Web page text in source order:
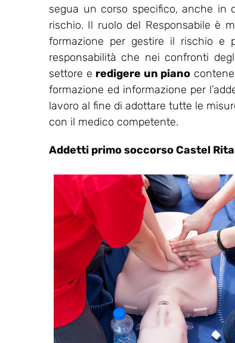
segua un corso specifico, anche in
rischio. Il ruolo del Responsabile è
formazione per gestire il rischio e
responsabilità che nei confronti
settore e redigere un piano
formazione ed informazione per
lavoro al fine di adottare tutte le
con il medico competente.
Addetti primo soccorso Castel